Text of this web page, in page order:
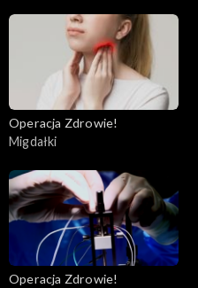
Operacja Zdrowie!
Migdałki
Operacja Zdrowie!